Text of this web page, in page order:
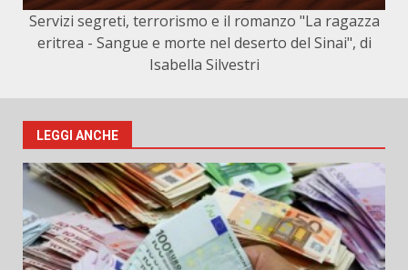
Servizi segreti, terrorismo e il romanzo "La ragazza
eritrea - Sangue e morte nel deserto del Sinai", di
Isabella Silvestri
LEGGI ANCHE